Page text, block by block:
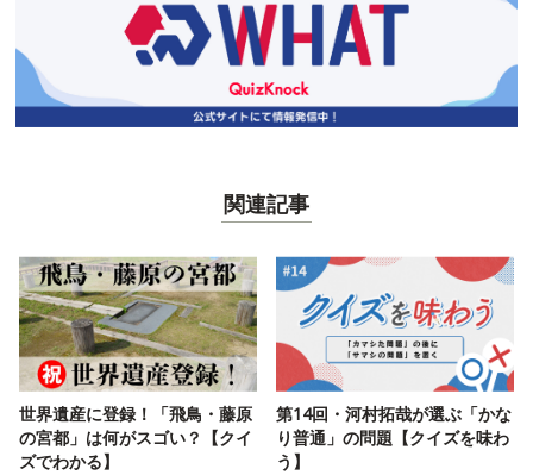
関連記事
世界遺産に登録！「飛鳥・藤原
の宮都」は何がスゴい？【クイ
ズでわかる】
第14回・河村拓哉が選ぶ「かな
り普通」の問題【クイズを味わ
う】